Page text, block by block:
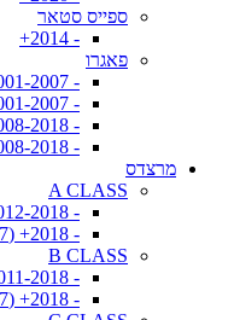
ספייס סטאר
- 2014+
פאגרו
- 2001-2007 (ארוך)
- 2001-2007 (קצר)
- 2008-2018 (ארוך)
- 2008-2018 (קצר)
מרצדס
A CLASS
- 2012-2018 (W176)
- 2018+ (W177)
B CLASS
- 2011-2018 (W246)
- 2018+ (W247)